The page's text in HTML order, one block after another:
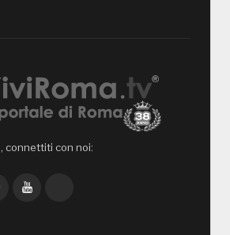
connettiti con noi:
YouTube